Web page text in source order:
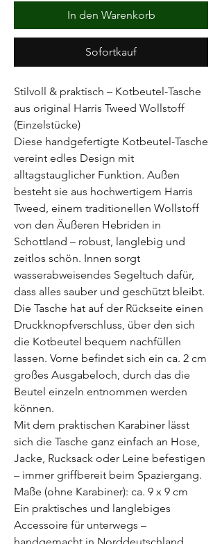
In den Warenkorb
Sofortkauf
Stilvoll & praktisch – Kotbeutel-Tasche
aus original Harris Tweed Wollstoff
(Einzelstücke)
Diese handgefertigte Kotbeutel-Tasche
vereint edles Design mit
alltagstauglicher Funktion. Außen
besteht sie aus hochwertigem Harris
Tweed, einem traditionellen Wollstoff
von den Äußeren Hebriden in
Schottland – robust, langlebig und
zeitlos schön. Innen sorgt
wasserabweisendes Segeltuch dafür,
dass alles sauber und geschützt bleibt.
Die Tasche hat auf der Rückseite einen
Druckknopfverschluss, über den sich
die Kotbeutel bequem nachfüllen
lassen. Vorne befindet sich ein ca. 2 cm
großes Ausgabeloch, durch das die
Beutel einzeln entnommen werden
können.
Mit dem praktischen Karabiner lässt
sich die Tasche ganz einfach an Hose,
Jacke, Rucksack oder Leine befestigen
– immer griffbereit beim Spaziergang.
Maße (ohne Karabiner): ca. 9 x 9 cm
Ein praktisches und langlebiges
Accessoire für unterwegs –